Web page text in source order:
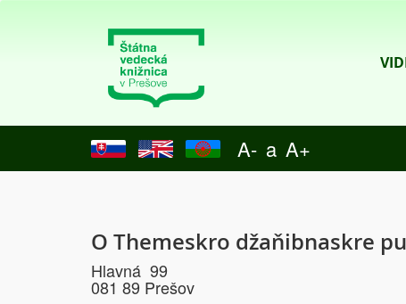
A- a A+
O Themeskro džaňibnaskre
Hlavná 99
081 89 Prešov